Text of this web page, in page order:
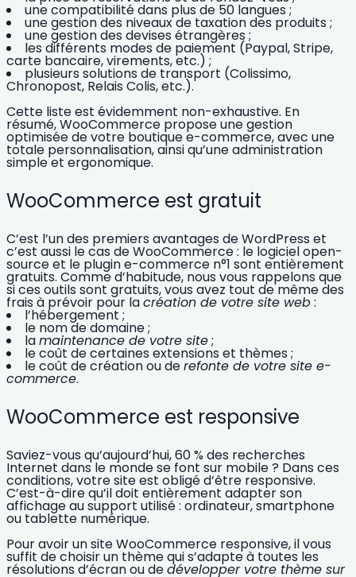
une compatibilité dans plus de 50 langues ;
une gestion des niveaux de taxation des produits ;
une gestion des devises étrangères ;
les différents modes de paiement (Paypal, Stripe,
carte bancaire, virements, etc.) ;
plusieurs solutions de transport (Colissimo,
Chronopost, Relais Colis, etc.).
Cette liste est évidemment non-exhaustive. En
résumé, WooCommerce propose unegestion
optimisée de votre boutique e-commerce, avec une
totale personnalisation, ainsi qu’une administration
simple et ergonomique.
WooCommerce est gratuit
C’est l’un des premiers avantages de WordPress et
c’est aussi le cas deWooCommerce: le logiciel open-
source et le plugin e-commerce n°1 sont entièrement
gratuits. Comme d’habitude, nous vous rappelons que
si ces outils sont gratuits, vous avez tout de même des
frais à prévoir pour lacréation de votre site web:
l’hébergement ;
le nom de domaine ;
lamaintenance de votre site;
le coût de certaines extensions et thèmes ;
le coût de création ou derefonte de votre site e-
commerce.
WooCommerce est responsive
Saviez-vous qu’aujourd’hui, 60 % des recherches
Internet dans le monde se font sur mobile ? Dans ces
conditions, votre site est obligé d’être responsive.
C’est-à-dire qu’il doit entièrement adapter son
affichage au support utilisé : ordinateur, smartphone
ou tablette numérique.
Pour avoir un site WooCommerce responsive, il vous
suffit de choisir un thème qui s’adapte à toutes les
résolutions d’écran ou dedévelopper votre thème sur